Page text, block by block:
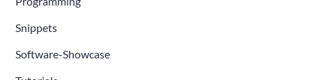
Snippets
Software-Showcase